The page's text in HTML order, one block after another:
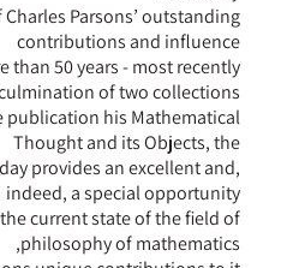
Parsons’ outstanding
contributions and influence
than 50 years - most recently
of two collections
publication his Mathematical
Thought and its Objects, the
provides an excellent and,
indeed, a special opportunity
current state of the field of
philosophy of mathematics,